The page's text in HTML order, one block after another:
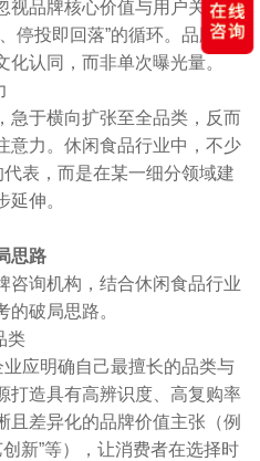
视品牌核心价值与用户关系的
停投即回落”的循环。品牌价
认同，而非单次曝光量。
急于横向扩张至全品类，反而
意力。休闲食品行业中，不少
表，而是在某一细分领域建
伸。
思路
咨询机构，结合休闲食品行业
破局思路。
类
业应明确自己最擅长的品类与
打造具有高辨识度、高复购率
且差异化的品牌价值主张（例
创新”等），让消费者在选择时